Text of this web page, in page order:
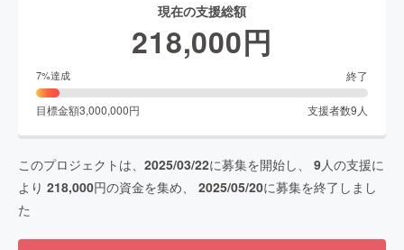
現在の支援総額
218,000円
7%達成 終了
目標金額3,000,000円 支援者数9 人
このプロジェクトは、 2025/03/22に募集を開始し、 9人の支援に
より 218,000円の資金を集め、 2025/05/20に募集を終了しまし
た